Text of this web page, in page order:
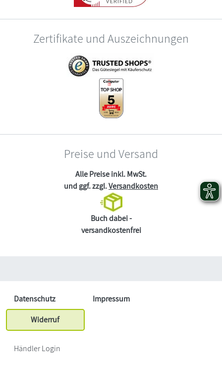
Zertifikate und Auszeichnungen
Preise und Versand
Alle Preise inkl. MwSt.
und ggf. zzgl.Versandkosten
Buch dabei -
versandkostenfrei
Datenschutz
Impressum
Widerruf
Händler Login